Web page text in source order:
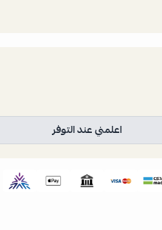
اعلمني عند التوفر